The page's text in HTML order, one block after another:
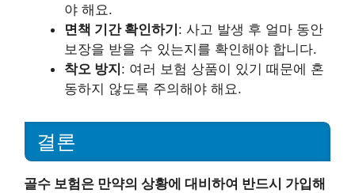
야 해요.
면책 기간 확인하기: 사고 발생 후 얼마 동안
보장을 받을 수 있는지를 확인해야 합니다.
착오 방지: 여러 보험 상품이 있기 때문에 혼
동하지 않도록 주의해야 해요.
결론
골수 보험은 만약의 상황에 대비하여 반드시 가입해